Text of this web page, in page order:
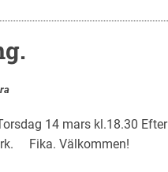
14 mars kl.18.30 Efter
Fika. Välkommen!